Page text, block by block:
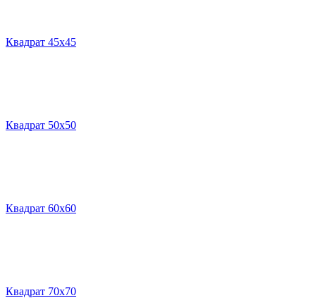
Квадрат 45х45
Квадрат 50х50
Квадрат 60х60
Квадрат 70х70